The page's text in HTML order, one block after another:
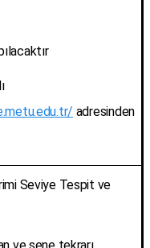
adresinden
Seviye Tespit ve
ve sene tekrarı